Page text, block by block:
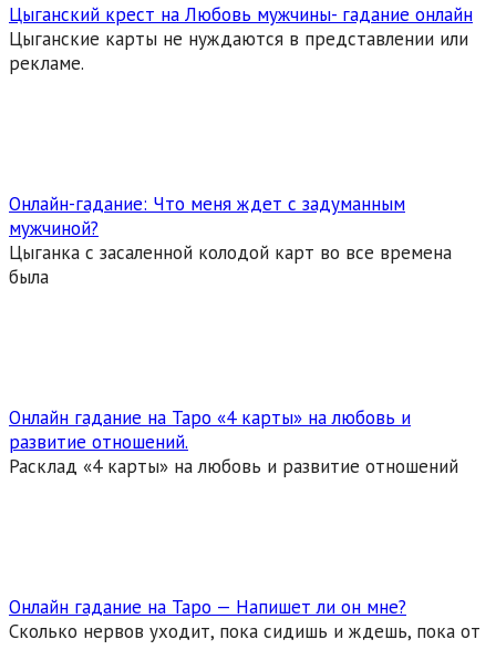
Цыганский крест на Любовь мужчины- гадание онлайн
Цыганские карты не нуждаются в представлении или
рекламе.
Онлайн-гадание: Что меня ждет с задуманным
мужчиной?
Цыганка с засаленной колодой карт во все времена
была
Онлайн гадание на Таро «4 карты» на любовь и
развитие отношений.
Расклад «4 карты» на любовь и развитие отношений
Онлайн гадание на Таро — Напишет ли он мне?
Сколько нервов уходит, пока сидишь и ждешь, пока от